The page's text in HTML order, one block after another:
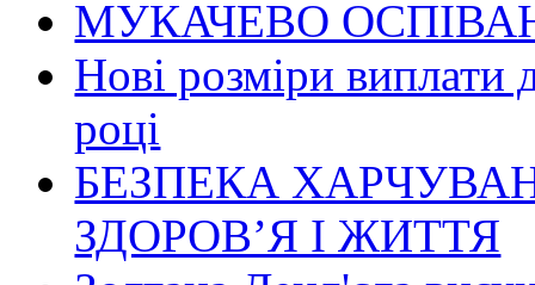
МУКАЧЕВО
Нові розміри виплати
році
БЕЗПЕКА
ЗДОРОВ’Я І ЖИТТЯ